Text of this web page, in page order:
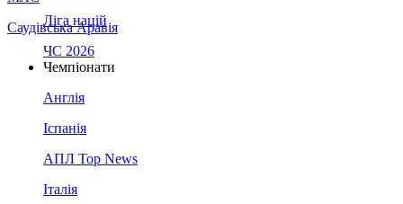
Саудівська Аравія
Ліга націй
ЧС 2026
Чемпіонати
Англія
Іспанія
АПЛ Top News
Італія